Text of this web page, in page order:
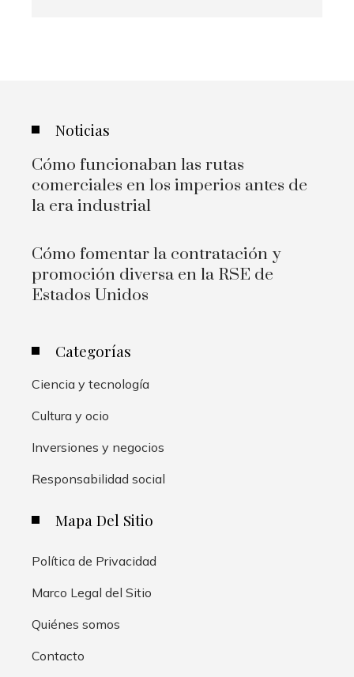
Noticias
Cómo funcionaban las rutas
comerciales en los imperios antes de
la era industrial
Cómo fomentar la contratación y
promoción diversa en la RSE de
Estados Unidos
Categorías
Ciencia y tecnología
Cultura y ocio
Inversiones y negocios
Responsabilidad social
Mapa Del Sitio
Política de Privacidad
Marco Legal del Sitio
Quiénes somos
Contacto